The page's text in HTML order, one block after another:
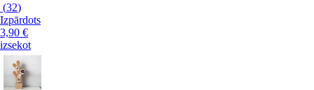
(32)
Izpārdots
3,90 €
izsekot